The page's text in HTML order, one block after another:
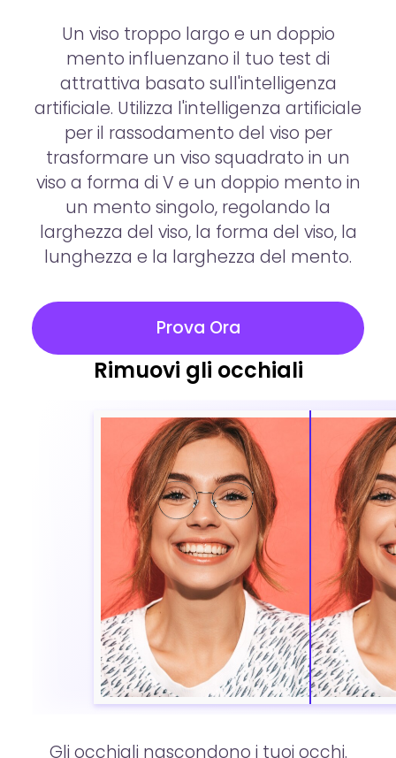
Un viso troppo largo e un doppio
mento influenzano il tuo test di
attrattiva basato sull'intelligenza
artificiale. Utilizza l'intelligenza artificiale
per il rassodamento del viso per
trasformare un viso squadrato in un
viso a forma di V e un doppio mento in
un mento singolo, regolando la
larghezza del viso, la forma del viso, la
lunghezza e la larghezza del mento.
Prova Ora
Rimuovi gli occhiali
Gli occhiali nascondono i tuoi occhi.